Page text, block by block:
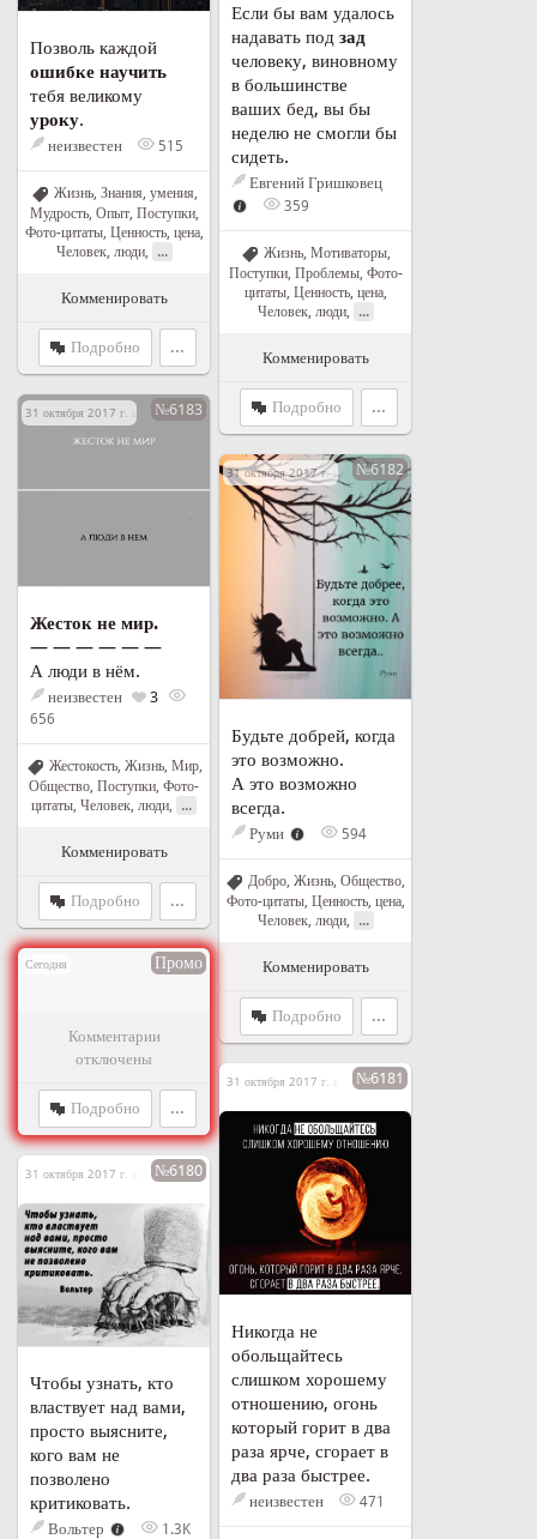
Позволь каждой
ошибке научить
тебя великому
уроку.
неизвестен 515
Жизнь, Знания, умения
Мудрость, Опыт, Поступки,
Фото-цитаты, Ценность, цена,
Человек, люди, ...
Комменировать
Подробно ...
Если бы вам удалось
надавать под зад
человеку, виновному
в большинстве
ваших бед, вы бы
неделю не смогли бы
сидеть.
Евгений Гришковец
359
Жизнь, Мотиваторы,
Поступки, Проблемы, Фото-
цитаты, Ценность, цена,
Человек, люди, ...
Комменировать
Подробно ...
31 октября 2017 г. в 19:16№6183
Жесток не мир.
— — — — — —
А люди в нём.
неизвестен 3
656
Жестокость, Жизнь, Мир,
Общество Поступки Фото-
цитаты Человек, люди ...
Комменировать
Подробно ...
31 октября 2017 г. в 19:02№6182
Будьте добрей, когда
это возможно.
А это возможно
всегда.
Руми 594
Добро, Жизнь, Общество,
Фото-цитаты, Ценность, цена,
Человек, люди, ...
Комменировать
Подробно ...
Сегодня Промо
Комментарии
отключены
Подробно ...
31 октября 2017 г. в 19:00№6181
Никогда не
обольщайтесь
слишком хорошему
отношению, огонь
который горит в два
раза ярче, сгорает в
два раза быстрее.
неизвестен 471
31 октября 2017 г. в 18:53№6180
Чтобы узнать, кто
властвует над вами,
просто выясните,
кого вам не
позволено
критиковать.
Вольтер 1.3K